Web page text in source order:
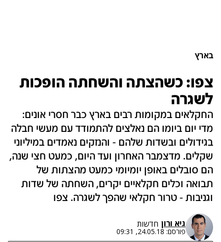
בארץ
צפו: כשהצתה והשחתה הופכות
לשגרה
החקלאים במקומות רבים בארץ כבר חסרי אונים:
מדי יום ביומו הם נאלצים להתמודד עם מעשי חבלה
בגידולים ובשדות שלהם - והנזקים נאמדים במיליוני
שקלים. מדצמבר האחרון ועד היום, כמעט חצי שנה,
הם סובלים באופן יומיומי כמעט מהצתות של
תבואה וכלים חקלאיים יקרים, השחתה של שדות
וגניבות - טרור חקלאי שהפך לשגרה. צפו
גיא ורון חדשות
פורסם: 24.05.18, 09:31